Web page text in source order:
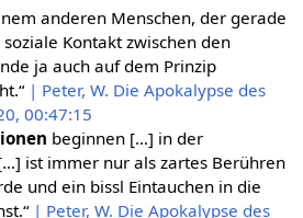
anderen Menschen, der gerade
Kontakt zwischen den
ja auch auf dem Prinzip
| Peter, W. Die Apokalypse des
00:47:15
beginnen […] in der
ist immer nur als zartes Berühren
und ein bissl Eintauchen in die
| Peter, W. Die Apokalypse des